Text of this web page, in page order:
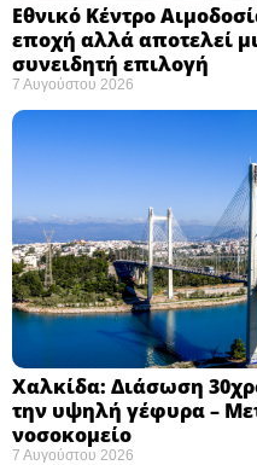
Εθνικό Κέντρο
εποχή αλλά αποτελεί
συνειδητή επιλογή ​
7 Αυγούστου 2026
Χαλκίδα: Διάσωση
την υψηλή γέφυρα –
νοσοκομείο ​
7 Αυγούστου 2026